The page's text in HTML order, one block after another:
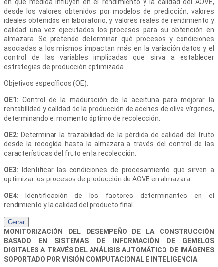
en qué medida influyen en el rendimiento y la calidad del AOVE,
desde los valores obtenidos por modelos de predicción, valores
ideales obtenidos en laboratorio, y valores reales de rendimiento y
calidad una vez ejecutados los procesos para su obtención en
almazara. Se pretende determinar qué procesos y condiciones
asociadas a los mismos impactan más en la variación datos y el
control de las variables implicadas que sirva a establecer
estrategias de producción optimizada
Objetivos específicos (OE):
OE1: Control de la maduración de la aceituna para mejorar la
rentabilidad y calidad de la producción de aceites de oliva vírgenes,
determinando el momento óptimo de recolección.
OE2: Determinar la trazabilidad de la pérdida de calidad del fruto
desde la recogida hasta la almazara a través del control de las
características del fruto en la recolección.
OE3:
Identificar las condiciones de procesamiento que sirven a
optimizar los procesos de producción de AOVE en almazara.
OE4:
Identificación de los factores determinantes en el
rendimiento y la calidad del producto final.
Cerrar
MONITORIZACIÓN DEL DESEMPEÑO DE LA CONSTRUCCIÓN
BASADO EN SISTEMAS DE INFORMACIÓN DE GEMELOS
DIGITALES A TRAVÉS DEL ANÁLISIS AUTOMÁTICO DE IMÁGENES
SOPORTADO POR VISIÓN COMPUTACIONAL E INTELIGENCIA